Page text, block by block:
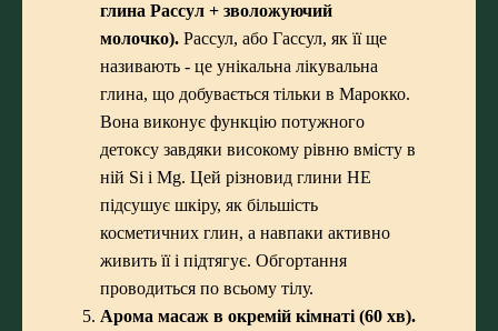
глина Рассул + зволожуючий
молочко). Рассул, або Гассул, як її ще
називають - це унікальна лікувальна
глина, що добувається тільки в Марокко.
Вона виконує функцію потужного
детоксу завдяки високому рівню вмісту в
ній Si і Mg. Цей різновид глини НЕ
підсушує шкіру, як більшість
косметичних глин, а навпаки активно
живить її і підтягує. Обгортання
проводиться по всьому тілу.
Арома масаж в окремій кімнаті (60 хв).